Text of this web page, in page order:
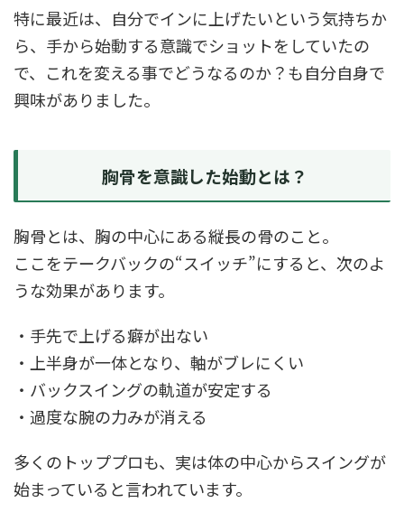
特に最近は、自分でインに上げたいという気持ちか
ら、手から始動する意識でショットをしていたの
で、これを変える事でどうなるのか？も自分自身で
興味がありました。
胸骨を意識した始動とは？
胸骨とは、胸の中心にある縦長の骨のこと。
ここをテークバックの“スイッチ”にすると、次のよ
うな効果があります。
・手先で上げる癖が出ない
・上半身が一体となり、軸がブレにくい
・バックスイングの軌道が安定する
・過度な腕の力みが消える
多くのトッププロも、実は体の中心からスイングが
始まっていると言われています。